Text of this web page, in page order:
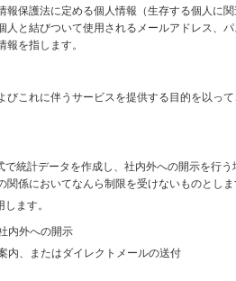
報保護法に定める個人情報（生存する個人に
と結びついて使用されるメールアドレス、
を指します。
これに伴うサービスを提供する目的を以っ
統計データを作成し、社内外への開示を行
係においてなんら制限を受けないものとしま
ます。
内外への開示
内、またはダイレクトメールの送付